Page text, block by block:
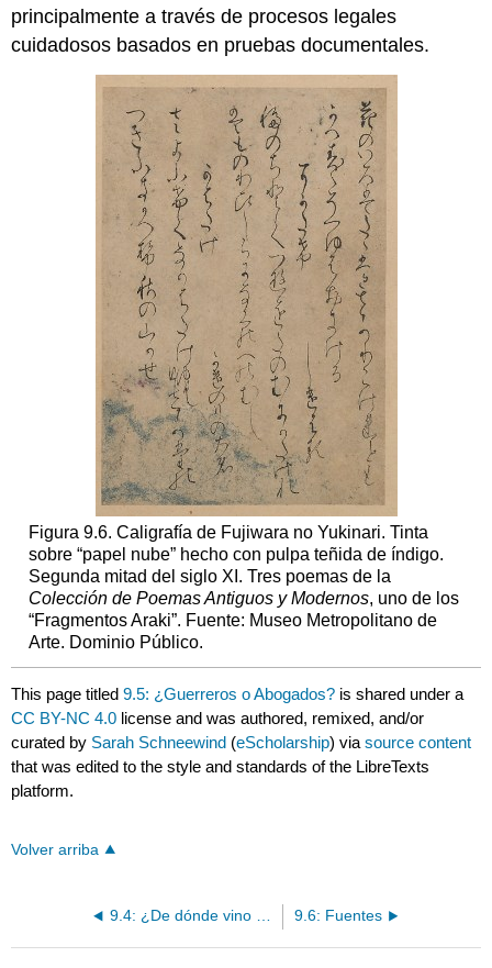
principalmente a través de procesos legales
cuidadosos basados en pruebas documentales.
Figura 9.6. Caligrafía de Fujiwara no Yukinari. Tinta
sobre “papel nube” hecho con pulpa teñida de índigo.
Segunda mitad del siglo XI. Tres poemas de la
Colección de Poemas Antiguos y Modernos, uno de los
“Fragmentos Araki”. Fuente: Museo Metropolitano de
Arte. Dominio Público.
This page titled9.5: ¿Guerreros o Abogados? is shared under a
CC BY-NC 4.0 license and was authored, remixed, and/or
curated by Sarah Schneewind (eScholarship) viasource content
that was edited to the style and standards of the LibreTexts
platform.
Volver arriba
9.6: Fuentes